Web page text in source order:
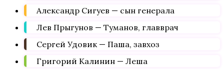
Александр Сигуев — сын генерала
Лев Прыгунов — Туманов, главврач
Сергей Удовик — Паша, завхоз
Григорий Калинин — Леша